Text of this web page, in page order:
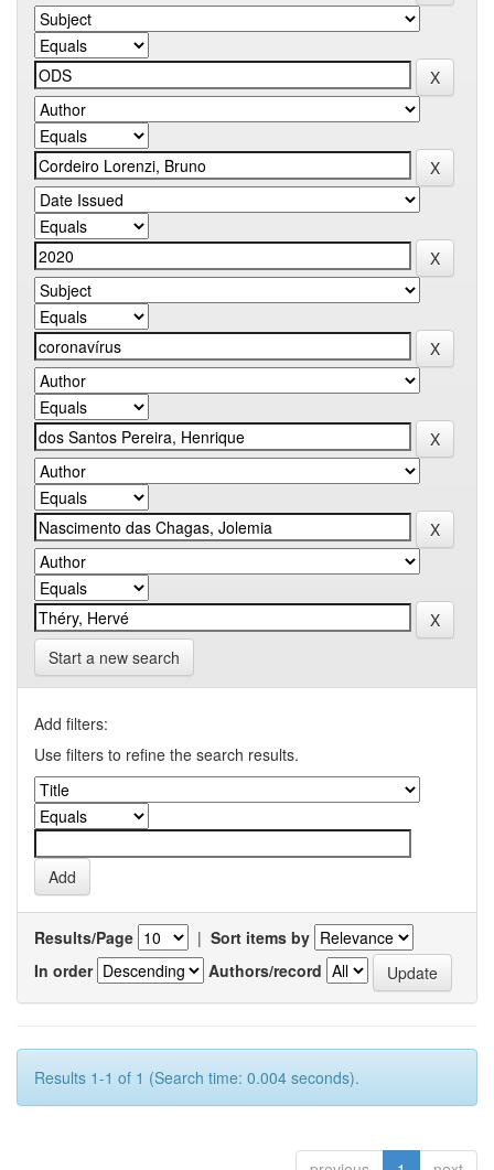
Start a new search
Add filters:
Use filters to refine the search results.
Results/Page | Sort items by
In order
Authors/record
Results 1-1 of 1 (Search time: 0.004 seconds).